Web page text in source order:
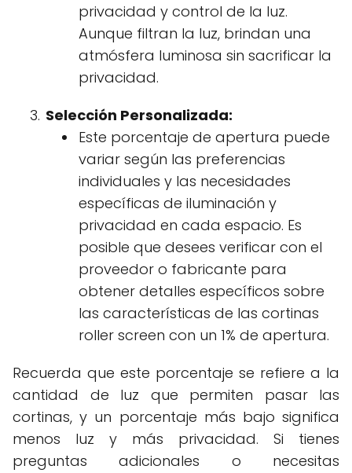
privacidad y control de la luz.
Aunque filtran la luz, brindan una
atmósfera luminosa sin sacrificar la
privacidad.
Selección Personalizada:
Este porcentaje de apertura puede
variar según las preferencias
individuales y las necesidades
específicas de iluminación y
privacidad en cada espacio. Es
posible que desees verificar con el
proveedor o fabricante para
obtener detalles específicos sobre
las características de las cortinas
roller screen con un 1% de apertura.
Recuerda que este porcentaje se refiere a la
cantidad de luz que permiten pasar las
cortinas, y un porcentaje más bajo significa
menos luz y más privacidad. Si tienes
preguntas adicionales o necesitas